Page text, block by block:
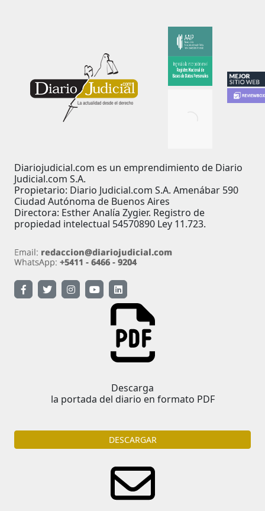
Diariojudicial.com es un emprendimiento de Diario
Judicial.com S.A.
Propietario: Diario Judicial.com S.A. Amenábar 590
Ciudad Autónoma de Buenos Aires
Directora: Esther Analía Zygier. Registro de
propiedad intelectual 54570890 Ley 11.723.
Descarga
la portada del diario en formato PDF
DESCARGAR